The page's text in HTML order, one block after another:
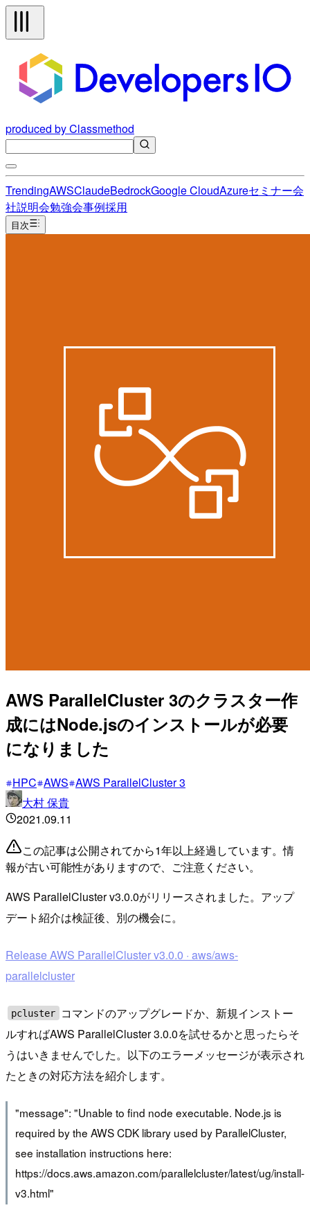
produced by Classmethod
TrendingAWSClaudeBedrockGoogle CloudAzureセミナー会
社説明会勉強会事例採用
目次
AWS ParallelCluster 3のクラスター作
成にはNode.jsのインストールが必要
になりました
HPC AWS AWS ParallelCluster 3
大村 保貴
2021.09.11
この記事は公開されてから1年以上経過しています。情
報が古い可能性がありますので、ご注意ください。
AWS ParallelCluster v3.0.0がリリースされました。アップ
デート紹介は検証後、別の機会に。
Release AWS ParallelCluster v3.0.0 · aws/aws-
parallelcluster
pcluster
コマンドのアップグレードか、新規インストー
ルすればAWS ParallelCluster 3.0.0を試せるかと思ったらそ
うはいきませんでした。以下のエラーメッセージが表示され
たときの対応方法を紹介します。
"message": "Unable to find node executable. Node.js is
required by the AWS CDK library used by ParallelCluster,
see installation instructions here:
https://docs.aws.amazon.com/parallelcluster/latest/ug/install-
v3.html"